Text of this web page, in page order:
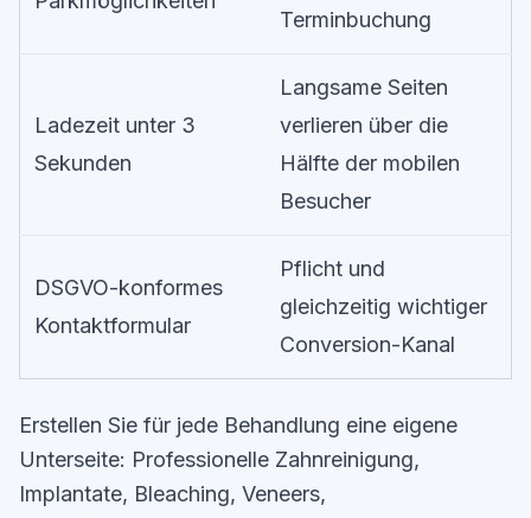
Terminbuchung
Ladezeit unter 3
Sekunden
Langsame Seiten
verlieren über die
Hälfte der mobilen
Besucher
DSGVO-konformes
Kontaktformular
Pflicht und
gleichzeitig wichtiger
Conversion-Kanal
Erstellen Sie für jede Behandlung eine eigene
Unterseite: Professionelle Zahnreinigung,
Implantate, Bleaching, Veneers,